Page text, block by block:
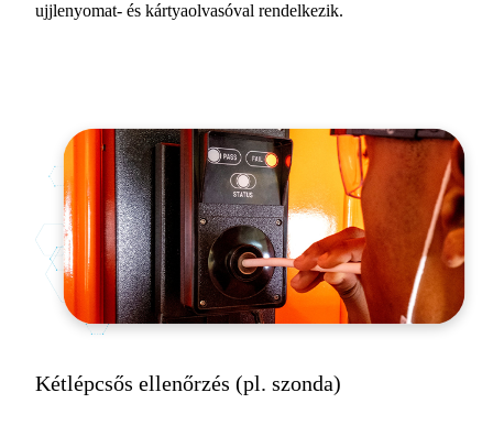
ujjlenyomat- és kártyaolvasóval rendelkezik.
Kétlépcsős ellenőrzés (pl. szonda)